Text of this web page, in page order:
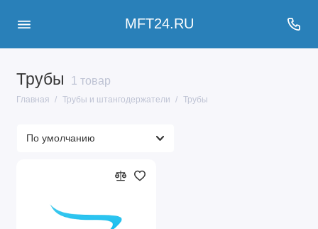
MFT24.RU
Трубы 1 товар
Главная Трубы и штангодержатели Трубы